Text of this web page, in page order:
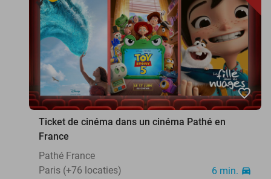
favorite_border
Ticket de cinéma dans un cinéma Pathé en
France
Pathé France
Paris (+76 locaties)
6 min. directions_car